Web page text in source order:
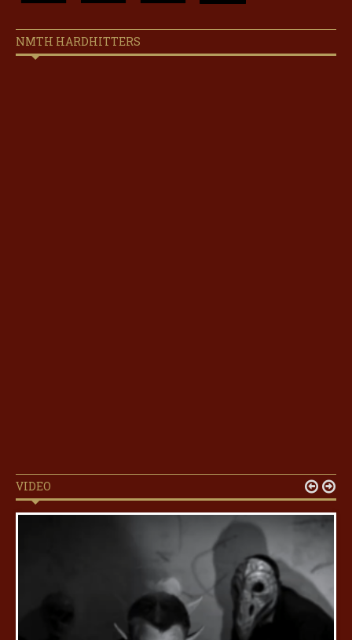
NMTH HARDHITTERS
VIDEO  